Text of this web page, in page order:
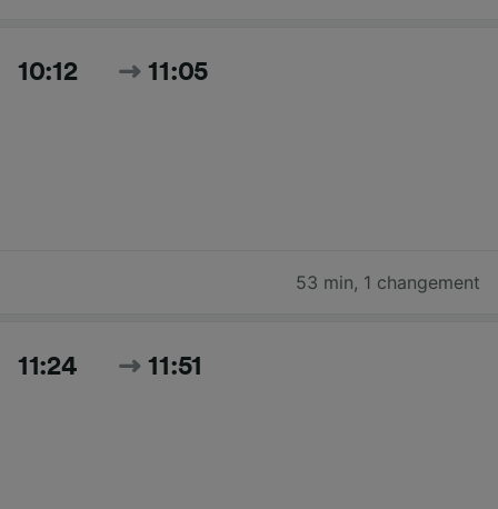
10:12 11:05
53 min, 1 changement
11:24 11:51